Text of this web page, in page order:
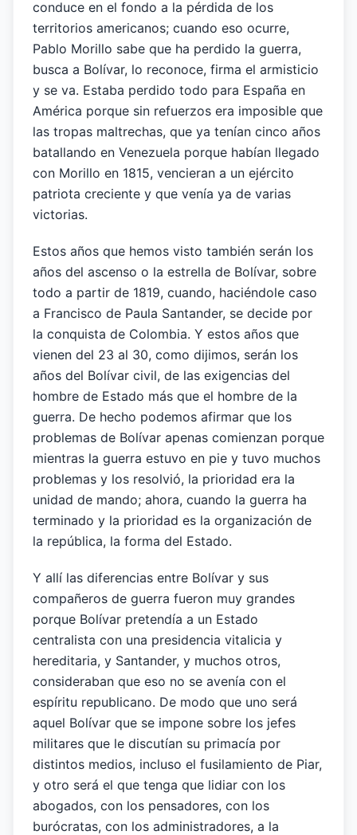
conduce en el fondo a la pérdida de los
territorios americanos; cuando eso ocurre,
Pablo Morillo sabe que ha perdido la guerra,
busca a Bolívar, lo reconoce, firma el armisticio
y se va. Estaba perdido todo para España en
América porque sin refuerzos era imposible que
las tropas maltrechas, que ya tenían cinco años
batallando en Venezuela porque habían llegado
con Morillo en 1815, vencieran a un ejército
patriota creciente y que venía ya de varias
victorias.
Estos años que hemos visto también serán los
años del ascenso o la estrella de Bolívar, sobre
todo a partir de 1819, cuando, haciéndole caso
a Francisco de Paula Santander, se decide por
la conquista de Colombia. Y estos años que
vienen del 23 al 30, como dijimos, serán los
años del Bolívar civil, de las exigencias del
hombre de Estado más que el hombre de la
guerra. De hecho podemos afirmar que los
problemas de Bolívar apenas comienzan porque
mientras la guerra estuvo en pie y tuvo muchos
problemas y los resolvió, la prioridad era la
unidad de mando; ahora, cuando la guerra ha
terminado y la prioridad es la organización de
la república, la forma del Estado.
Y allí las diferencias entre Bolívar y sus
compañeros de guerra fueron muy grandes
porque Bolívar pretendía a un Estado
centralista con una presidencia vitalicia y
hereditaria, y Santander, y muchos otros,
consideraban que eso no se avenía con el
espíritu republicano. De modo que uno será
aquel Bolívar que se impone sobre los jefes
militares que le discutían su primacía por
distintos medios, incluso el fusilamiento de Piar,
y otro será el que tenga que lidiar con los
abogados, con los pensadores, con los
burócratas, con los administradores, a la